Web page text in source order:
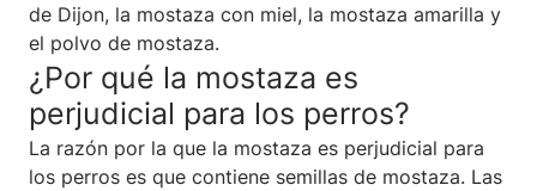
de Dijon, la mostaza con miel, la mostaza amarilla y
el polvo de mostaza.
¿Por qué la mostaza es
perjudicial para los perros?
La razón por la que la mostaza es perjudicial para
los perros es que contiene semillas de mostaza. Las